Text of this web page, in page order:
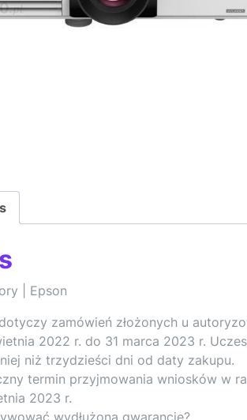
| Epson
zamówień złożonych u
2022 r. do 31 marca 2023 r.
niż trzydzieści dni od daty zakupu.
termin przyjmowania wniosków w
2023 r.
wydłużoną gwarancję?